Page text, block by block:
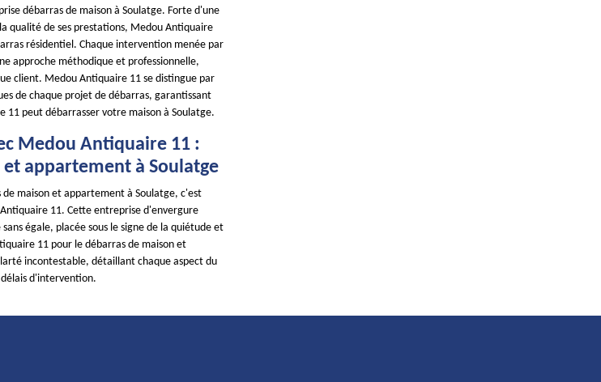
débarras de maison à Soulatge. Forte d'une
de ses prestations, Medou Antiquaire
résidentiel. Chaque intervention menée par
approche méthodique et professionnelle,
client. Medou Antiquaire 11 se distingue par
de chaque projet de débarras, garantissant
peut débarrasser votre maison à Soulatge.
Medou Antiquaire 11 :
appartement à Soulatge
maison et appartement à Soulatge, c'est
11. Cette entreprise d'envergure
égale, placée sous le signe de la quiétude et
11 pour le débarras de maison et
incontestable, détaillant chaque aspect du
d'intervention.